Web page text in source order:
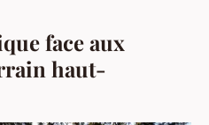
face aux
haut-